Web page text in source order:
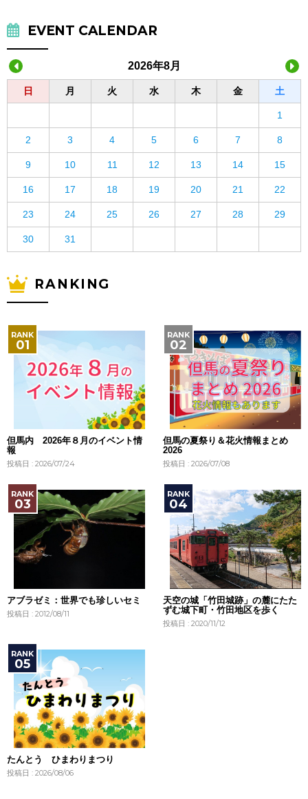
EVENT CALENDAR
2026年8月
日 月 火 水 木 金 土
1
2 3 4 5 6 7 8
9 10 11 12 13 14 15
16 17 18 19 20 21 22
23 24 25 26 27 28 29
30 31
RANKING
但馬内 2026年８月のイベント情
報
投稿日 : 2026/07/24
但馬の夏祭り＆花火情報まとめ
2026
投稿日 : 2026/07/08
アブラゼミ：世界でも珍しいセミ
投稿日 : 2012/08/11
天空の城「竹田城跡」の麓にたた
ずむ城下町・竹田地区を歩く
投稿日 : 2020/11/12
たんとう ひまわりまつり
投稿日 : 2026/08/06